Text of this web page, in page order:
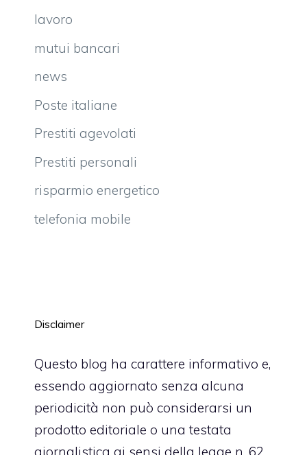
lavoro
mutui bancari
news
Poste italiane
Prestiti agevolati
Prestiti personali
risparmio energetico
telefonia mobile
Disclaimer
Questo blog ha carattere informativo e,
essendo aggiornato senza alcuna
periodicità non può considerarsi un
prodotto editoriale o una testata
giornalistica ai sensi della legge n. 62